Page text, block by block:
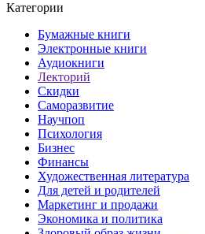
Категории
Бумажные книги
Электронные книги
Аудиокниги
Лекторий
Скидки
Саморазвитие
Научпоп
Психология
Бизнес
Финансы
Художественная литература
Для детей и родителей
Маркетинг и продажи
Экономика и политика